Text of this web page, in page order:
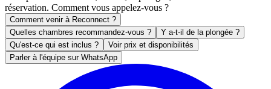
réservation. Comment vous appelez-vous ?
Comment venir à Reconnect ?
Quelles chambres recommandez-vous ?
Y a-t-il de la plongée ?
Qu'est-ce qui est inclus ?
Voir prix et disponibilités
Parler à l'équipe sur WhatsApp